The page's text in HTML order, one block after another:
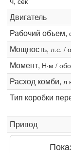
Двигатель
Рабочий объем,
Мощность, л.с. /
Момент, Н·м /
Расход комби, л
Тип коробки
Привод